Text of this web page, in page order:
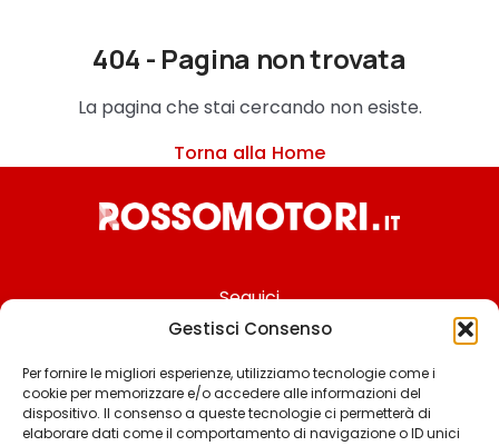
Gestisci Consenso
Per fornire le migliori esperienze, utilizziamo tecnologie come i
cookie per memorizzare e/o accedere alle informazioni del
dispositivo. Il consenso a queste tecnologie ci permetterà di
elaborare dati come il comportamento di navigazione o ID unici
404 - Pagina non trovata
La pagina che stai cercando non esiste.
Torna alla Home
Seguici
Chi siamo